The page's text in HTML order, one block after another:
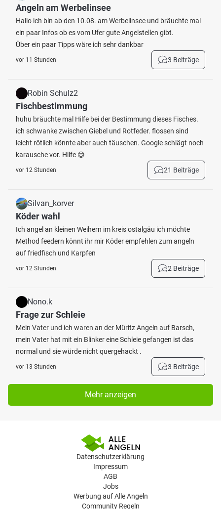
Angeln am Werbelinsee
Hallo ich bin ab den 10.08. am Werbelinsee und bräuchte mal
ein paar Infos ob es vom Ufer gute Angelstellen gibt.
Über ein paar Tipps wäre ich sehr dankbar
vor 11 Stunden 3 Beiträge
Robin Schulz2
Fischbestimmung
huhu bräuchte mal Hilfe bei der Bestimmung dieses Fisches.
ich schwanke zwischen Giebel und Rotfeder. flossen sind
leicht rötlich könnte aber auch täuschen. Google schlägt noch
karausche vor. Hilfe 😅
vor 12 Stunden 21 Beiträge
Silvan_korver
Köder wahl
Ich angel an kleinen Weihern im kreis ostalgäu ich möchte
Method feedern könnt ihr mir Köder empfehlen zum angeln
auf friedfisch und Karpfen
vor 12 Stunden 2 Beiträge
Nono.k
Frage zur Schleie
Mein Vater und ich waren an der Müritz Angeln auf Barsch,
mein Vater hat mit ein Blinker eine Schleie gefangen ist das
normal und sie würde nicht quergehackt .
vor 13 Stunden 3 Beiträge
Mehr anzeigen
Datenschutzerklärung
Impressum
AGB
Jobs
Werbung auf Alle Angeln
Community Regeln